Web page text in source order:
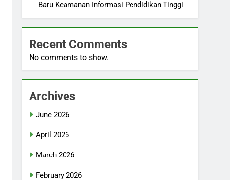
Baru Keamanan Informasi Pendidikan Tinggi
Recent Comments
No comments to show.
Archives
June 2026
April 2026
March 2026
February 2026